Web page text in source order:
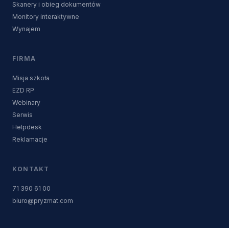
Skanery i obieg dokumentów
Monitory interaktywne
Wynajem
FIRMA
Misja szkoła
EZD RP
Webinary
Serwis
Helpdesk
Reklamacje
KONTAKT
71 390 61 00
biuro@pryzmat.com